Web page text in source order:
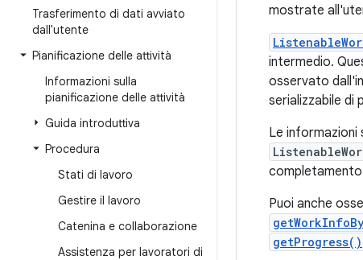
Trasferimento di dati avviato
dall'utente
Pianificazione delle attività
Informazioni sulla
pianificazione delle attività
Guida introduttiva
Procedura
Stati di lavoro
Gestire il lavoro
Catenina e collaborazione
Assistenza per lavoratori di
mostrate
intermedio.
osservato
serializzabile di
Le informazioni
Puoi anche
getProgress()